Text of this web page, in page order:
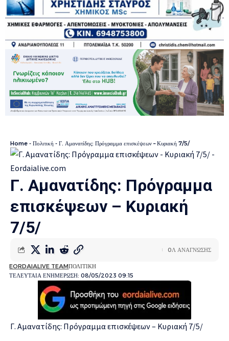
Home - Πολιτική - Γ. Αμανατίδης: Πρόγραμμα επισκέψεων – Κυριακή 7/5/
Γ. Αμανατίδης: Πρόγραμμα
επισκέψεων – Κυριακή
7/5/
ΤΕΛΕΥΤΑΙΑ ΕΝΗΜΕΡΩΣΗ: 08/05/2023 09:15
EORDAIALIVE TEAMΠΟΛΙΤΙΚΗ
0Λ ΑΝΑΓΝΩΣΗΣ
Γ. Αμανατίδης: Πρόγραμμα επισκέψεων – Κυριακή 7/5/